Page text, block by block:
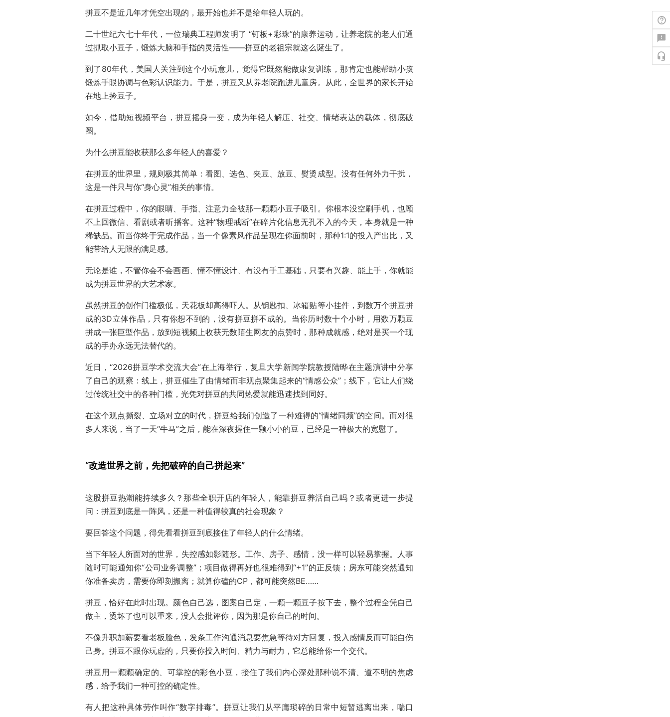
拼豆不是近几年才凭空出现的，最开始也并不是给年轻人玩的。
二十世纪六七十年代，一位瑞典工程师发明了 “钉板+彩珠”的康养运动，让养老院的老人们通
过抓取小豆子，锻炼大脑和手指的灵活性——拼豆的老祖宗就这么诞生了。
到了80年代，美国人关注到这个小玩意儿，觉得它既然能做康复训练，那肯定也能帮助小孩
锻炼手眼协调与色彩认识能力。于是，拼豆又从养老院跑进儿童房。从此，全世界的家长开始
在地上捡豆子。
如今，借助短视频平台，拼豆摇身一变，成为年轻人解压、社交、情绪表达的载体，彻底破
圈。
为什么拼豆能收获那么多年轻人的喜爱？
在拼豆的世界里，规则极其简单：看图、选色、夹豆、放豆、熨烫成型。没有任何外力干扰，
这是一件只与你“身心灵”相关的事情。
在拼豆过程中，你的眼睛、手指、注意力全被那一颗颗小豆子吸引。你根本没空刷手机，也顾
不上回微信、看剧或者听播客。这种“物理戒断”在碎片化信息无孔不入的今天，本身就是一种
稀缺品。而当你终于完成作品，当一个像素风作品呈现在你面前时，那种1:1的投入产出比，又
能带给人无限的满足感。
无论是谁，不管你会不会画画、懂不懂设计、有没有手工基础，只要有兴趣、能上手，你就能
成为拼豆世界的大艺术家。
虽然拼豆的创作门槛极低，天花板却高得吓人。从钥匙扣、冰箱贴等小挂件，到数万个拼豆拼
成的3D立体作品，只有你想不到的，没有拼豆拼不成的。当你历时数十个小时，用数万颗豆
拼成一张巨型作品，放到短视频上收获无数陌生网友的点赞时，那种成就感，绝对是买一个现
成的手办永远无法替代的。
近日，“2026拼豆学术交流大会”在上海举行，复旦大学新闻学院教授陆晔在主题演讲中分享
了自己的观察：线上，拼豆催生了由情绪而非观点聚集起来的“情感公众”；线下，它让人们绕
过传统社交中的各种门槛，光凭对拼豆的共同热爱就能迅速找到同好。
在这个观点撕裂、立场对立的时代，拼豆给我们创造了一种难得的“情绪同频”的空间。而对很
多人来说，当了一天“牛马”之后，能在深夜握住一颗小小的豆，已经是一种极大的宽慰了。
“改造世界之前，先把破碎的自己拼起来”
这股拼豆热潮能持续多久？那些全职开店的年轻人，能靠拼豆养活自己吗？或者更进一步提
问：拼豆到底是一阵风，还是一种值得较真的社会现象？
要回答这个问题，得先看看拼豆到底接住了年轻人的什么情绪。
当下年轻人所面对的世界，失控感如影随形。工作、房子、感情，没一样可以轻易掌握。人事
随时可能通知你“公司业务调整”；项目做得再好也很难得到“+1”的正反馈；房东可能突然通知
你准备卖房，需要你即刻搬离；就算你磕的CP，都可能突然BE……
拼豆，恰好在此时出现。颜色自己选，图案自己定，一颗一颗豆子按下去，整个过程全凭自己
做主，烫坏了也可以重来，没人会批评你，因为那是你自己的时间。
不像升职加薪要看老板脸色，发条工作沟通消息要焦急等待对方回复，投入感情反而可能自伤
己身。拼豆不跟你玩虚的，只要你投入时间、精力与耐力，它总能给你一个交代。
拼豆用一颗颗确定的、可掌控的彩色小豆，接住了我们内心深处那种说不清、道不明的焦虑
感，给予我们一种可控的确定性。
有人把这种具体劳作叫作“数字排毒”。拼豆让我们从平庸琐碎的日常中短暂逃离出来，喘口